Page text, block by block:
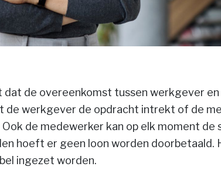
dat de overeenkomst tussen werkgever
de werkgever de opdracht intrekt of de
de medewerker kan op elk moment de
hoeft er geen loon worden doorbetaald.
ingezet worden.